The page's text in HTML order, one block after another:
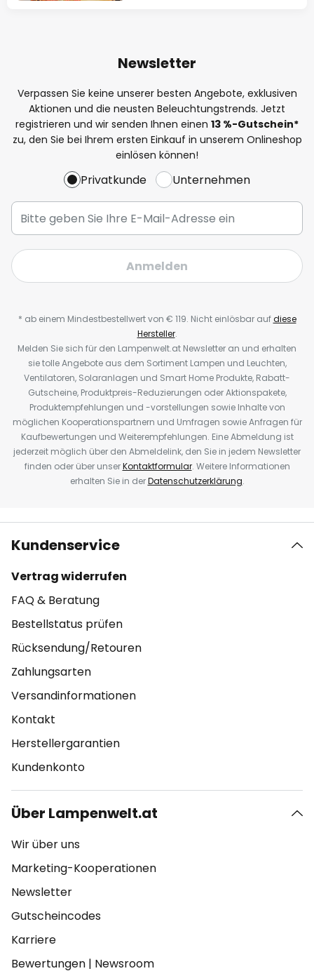
Newsletter
Verpassen Sie keine unserer besten Angebote, exklusiven
Aktionen und die neusten Beleuchtungstrends. Jetzt
registrieren und wir senden Ihnen einen 13 %-Gutschein*
zu, den Sie bei Ihrem ersten Einkauf in unserem Onlineshop
einlösen können!
Privatkunde Unternehmen
Anmelden
* ab einem Mindestbestellwert von € 119. Nicht einlösbar aufdiese
Hersteller.
Melden Sie sich für den Lampenwelt.at Newsletter an und erhalten
sie tolle Angebote aus dem Sortiment Lampen und Leuchten,
Ventilatoren, Solaranlagen und Smart Home Produkte, Rabatt-
Gutscheine, Produktpreis-Reduzierungen oder Aktionspakete,
Produktempfehlungen und -vorstellungen sowie Inhalte von
möglichen Kooperationspartnern und Umfragen sowie Anfragen für
Kaufbewertungen und Weiterempfehlungen. Eine Abmeldung ist
jederzeit möglich über den Abmeldelink, den Sie in jedem Newsletter
finden oder über unserKontaktformular. Weitere Informationen
erhalten Sie in derDatenschutzerklärung.
Kundenservice
Vertrag widerrufen
FAQ & Beratung
Bestellstatus prüfen
Rücksendung/Retouren
Zahlungsarten
Versandinformationen
Kontakt
Herstellergarantien
Kundenkonto
Über Lampenwelt.at
Wir über uns
Marketing-Kooperationen
Newsletter
Gutscheincodes
Karriere
Bewertungen | Newsroom